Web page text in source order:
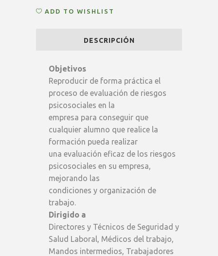
en
Riesgos
Psicosociales
quantity
ADD TO WISHLIST
DESCRIPCIÓN
Objetivos
Reproducir de forma práctica el
proceso de evaluación de riesgos
psicosociales en la
empresa para conseguir que
cualquier alumno que realice la
formación pueda realizar
una evaluación eficaz de los riesgos
psicosociales en su empresa,
mejorando las
condiciones y organización de
trabajo.
Dirigido a
Directores y Técnicos de Seguridad y
Salud Laboral, Médicos del trabajo,
Mandos intermedios, Trabajadores